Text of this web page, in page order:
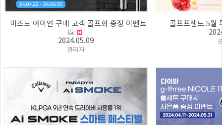
미즈노 아이언 구매 고객 골프화 증정 이벤트
2024.05.09
관리자
골프프렌드 5월